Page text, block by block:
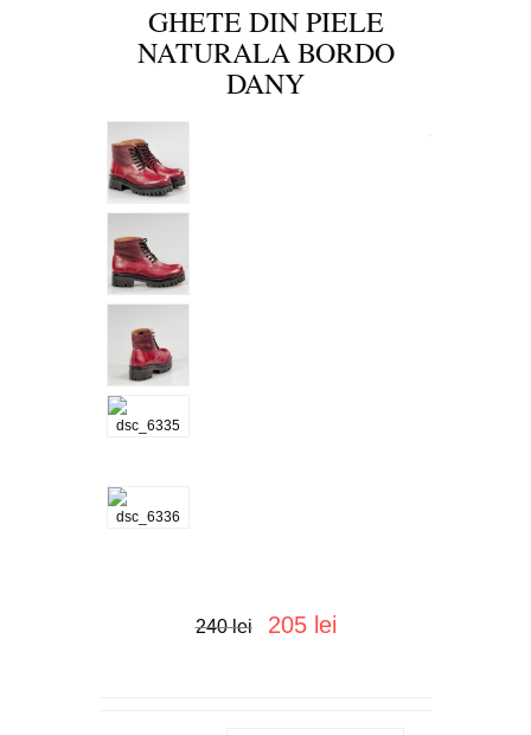
GHETE DIN PIELE
NATURALA BORDO
DANY
240 lei 205 lei